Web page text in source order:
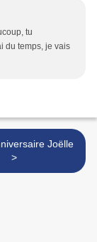
tu
du temps, je vais
Joëlle
>